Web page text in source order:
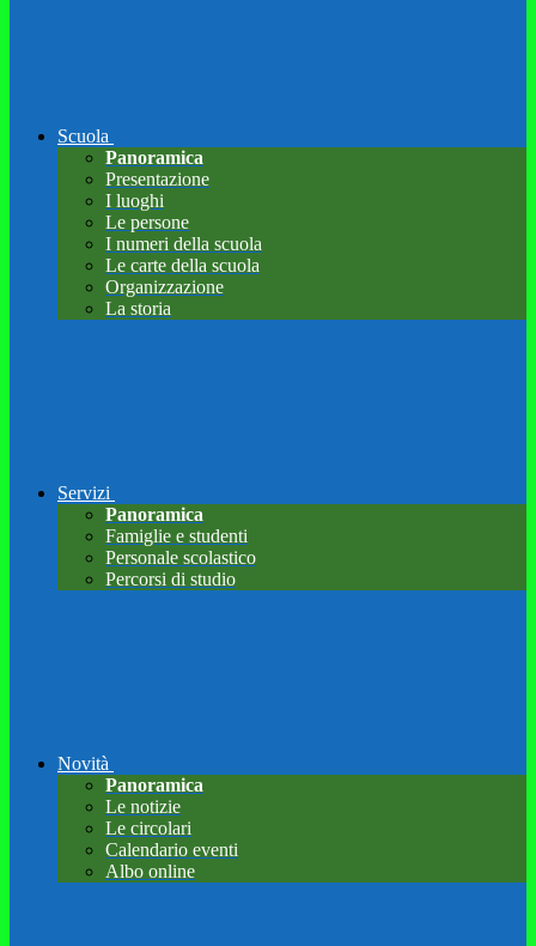
Scuola
Panoramica
Presentazione
I luoghi
Le persone
I numeri della scuola
Le carte della scuola
Organizzazione
La storia
Servizi
Panoramica
Famiglie e studenti
Personale scolastico
Percorsi di studio
Novità
Panoramica
Le notizie
Le circolari
Calendario eventi
Albo online